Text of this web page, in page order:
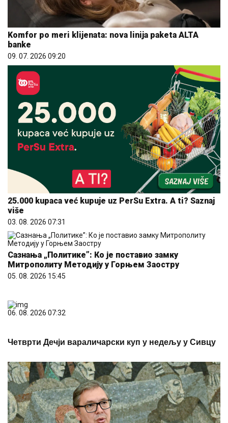
Komfor po meri klijenata: nova linija paketa ALTA
banke
09. 07. 2026 09:20
25.000 kupaca već kupuje uz PerSu Extra. A ti? Saznaj
više
03. 08. 2026 07:31
Сазнања „Политике”: Ко је поставио замку
Митрополиту Методију у Горњем Заостру
05. 08. 2026 15:45
06. 08. 2026 07:32
Четврти Дечји вараличарски куп у недељу у Сивцу